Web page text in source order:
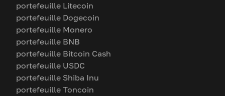
portefeuille Litecoin
portefeuille Dogecoin
portefeuille Monero
portefeuille BNB
portefeuille Bitcoin Cash
portefeuille USDC
portefeuille Shiba Inu
portefeuille Toncoin